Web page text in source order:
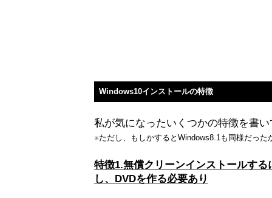
Windows10インストールの特徴
私が気になったいくつかの特徴を書
※ただし、もしかするとWindows8.1も同様だった
特徴1.無償クリーンインストールす
し、DVDを作る必要あり